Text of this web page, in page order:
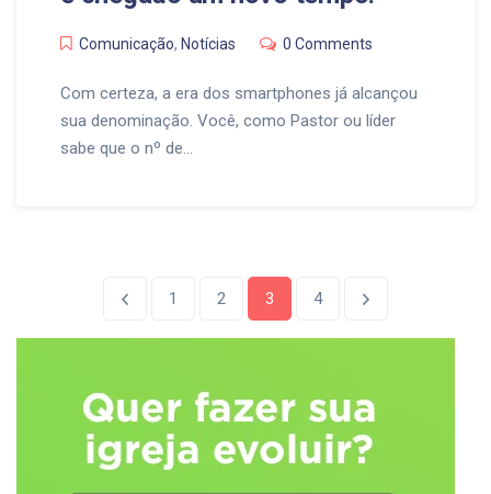
Comunicação, Notícias 0 Comments
Com certeza, a era dos smartphones já alcançou
sua denominação. Você, como Pastor ou líder
sabe que o nº de…
1 2 3 4